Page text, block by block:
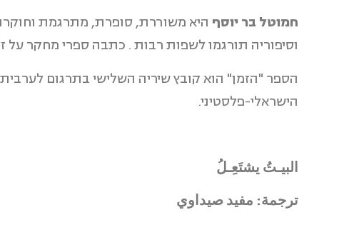
חמוטל בר יוסף היא משוררת, סופרת, מתרגמת וחוקרת
וסיפוריה תורגמו לשפות רבות . כתבה ספרי מחקר
הספר "הזמן" הוא קובץ שיריה השלישי בתרגום
הישראלי-פלסטיני.
البيـتُ يشتَعِـلُ
ترجمة: مفيد صيداوي